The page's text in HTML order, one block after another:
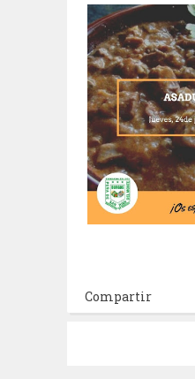
Compartir